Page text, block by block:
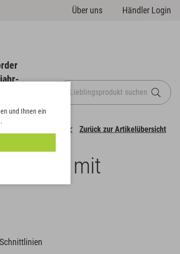
Über uns Händler Login
Zurück zur Artikelübersicht
Ring mit
und Ihnen ein